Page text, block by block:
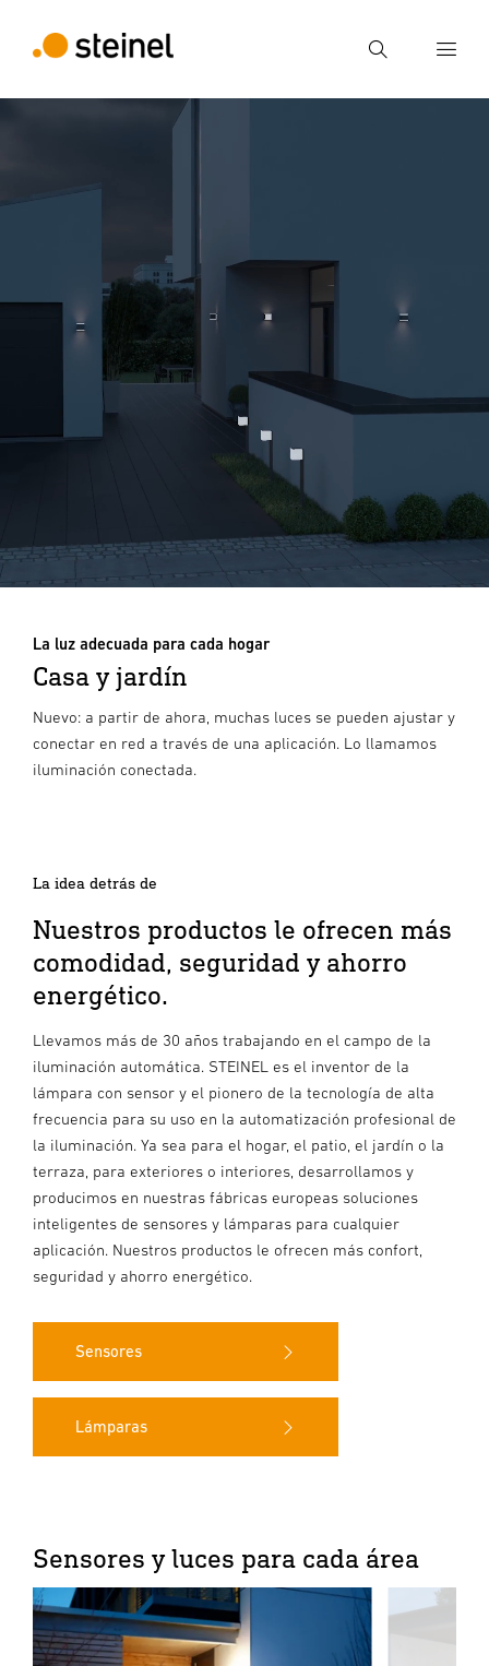
Búsqueda
La luz adecuada para cada hogar
Casa y jardín
Nuevo: a partir de ahora, muchas luces se pueden ajustar y
conectar en red a través de una aplicación. Lo llamamos
iluminación conectada.
La idea detrás de
Nuestros productos le ofrecen más
comodidad, seguridad y ahorro
energético.
Llevamos más de 30 años trabajando en el campo de la
iluminación automática. STEINEL es el inventor de la
lámpara con sensor y el pionero de la tecnología de alta
frecuencia para su uso en la automatización profesional de
la iluminación. Ya sea para el hogar, el patio, el jardín o la
terraza, para exteriores o interiores, desarrollamos y
producimos en nuestras fábricas europeas soluciones
inteligentes de sensores y lámparas para cualquier
aplicación. Nuestros productos le ofrecen más confort,
seguridad y ahorro energético.
Sensores
Lámparas
Sensores y luces para cada área